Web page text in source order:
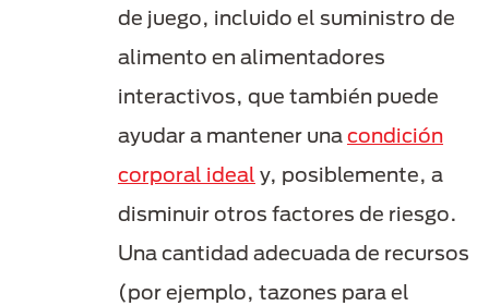
de juego, incluido el suministro de
alimento en alimentadores
interactivos, que también puede
ayudar a mantener unacondición
corporal ideal y, posiblemente, a
disminuir otros factores de riesgo.
Una cantidad adecuada de recursos
(por ejemplo, tazones para el